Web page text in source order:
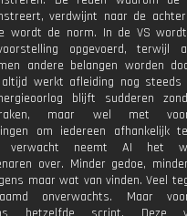
verdwijnt naar de
wordt de norm. In de VS
opgevoerd, terwijl
andere belangen worden
altijd werkt afleiding nog
blijft sudderen
maar wel met
om iedereen afhankelijk
verwacht neemt AI het
over. Minder gedoe,
maar wat van vinden. Veel
onverwachts. Maar